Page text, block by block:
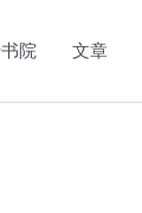
院 文章